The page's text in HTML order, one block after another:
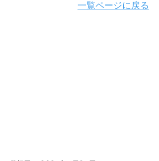
一覧ページに戻る